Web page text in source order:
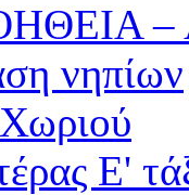
νηπίων
Ε'